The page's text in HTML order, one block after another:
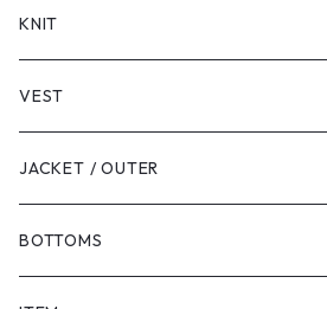
LONG SLEEVE
KNIT
VEST
JACKET / OUTER
BOTTOMS